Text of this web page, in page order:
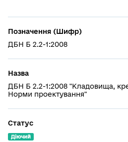
Позначення (Шифр)
ДБН Б 2.2-1:2008
Назва
ДБН Б 2.2-1:2008 "Кладовища,
Норми проектування"
Статус
Діючий